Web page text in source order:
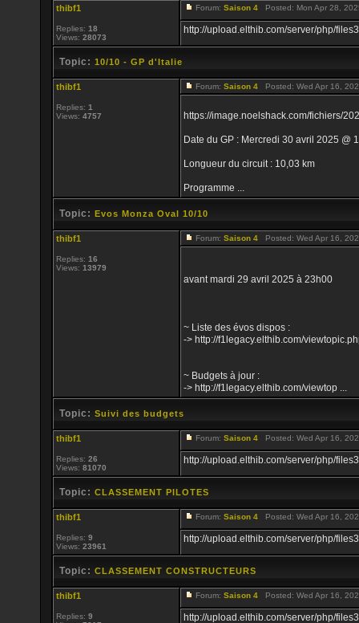
thibf1
Replies: 18
Views: 28073
Forum: Saison 4 Posted: Mon Apr 28,
http://upload.elthib.com/server/php/
Topic: 10/10 - GP d'Italie
thibf1
Replies: 1
Views: 4757
Forum: Saison 4 Posted: Wed Apr 16,
https://image.noelshack.com/fichiers/
Date du GP : Mercredi 30 avril 2025 @
Longueur du circuit : 10,03 km
Programme ...
Topic: Evos Monza Oval 10/10
thibf1
Replies: 16
Views: 13979
Forum: Saison 4 Posted: Wed Apr 16,
avant mardi 29 avril 2025 à 23h00
~ Liste des évos dispos :
-> http://f1legacy.elthib.com/
~ Budgets à jour :
-> http://f1legacy.elthib.com/viewtop ...
Topic: Suivi des budgets
thibf1
Replies: 26
Views: 81070
Forum: Saison 4 Posted: Wed Apr 16,
http://upload.elthib.com/server/php/
Topic: CLASSEMENT PILOTES
thibf1
Replies: 9
Views: 23961
Forum: Saison 4 Posted: Wed Apr 16,
http://upload.elthib.com/server/php/
Topic: CLASSEMENT CONSTRUCTEURS
thibf1
Replies: 9
Forum: Saison 4 Posted: Wed Apr 16,
http://upload.elthib.com/server/php/